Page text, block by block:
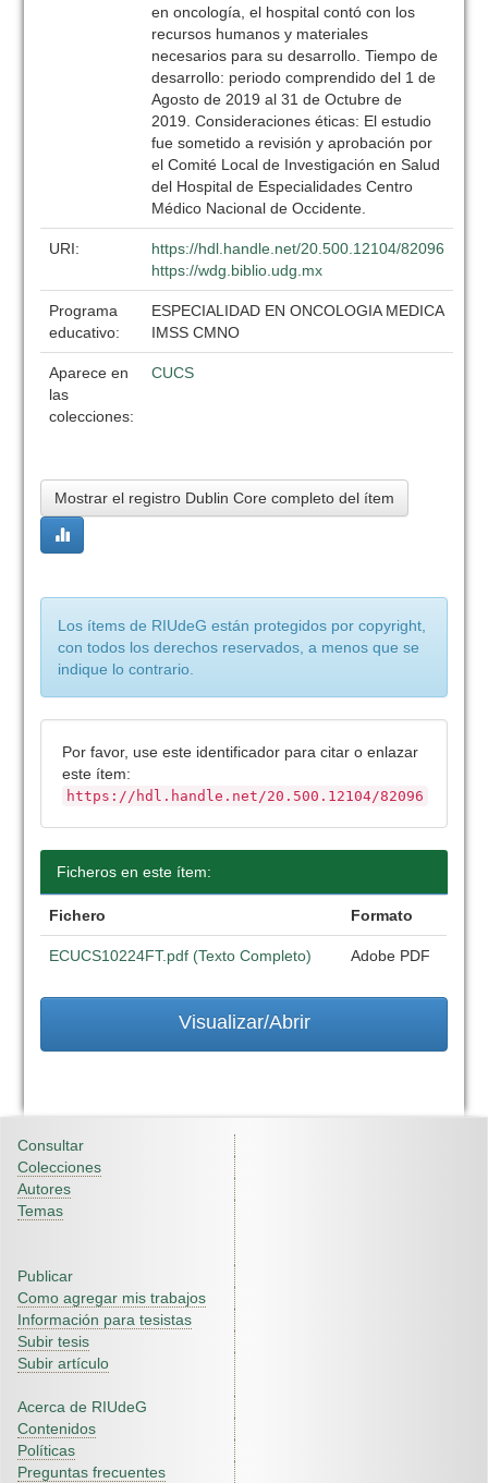
en oncología, el hospital contó con los
recursos humanos y materiales
necesarios para su desarrollo. Tiempo de
desarrollo: periodo comprendido del 1 de
Agosto de 2019 al 31 de Octubre de
2019. Consideraciones éticas: El estudio
fue sometido a revisión y aprobación por
el Comité Local de Investigación en Salud
del Hospital de Especialidades Centro
Médico Nacional de Occidente.
URI:
https://hdl.handle.net/20.500.12104/82096
https://wdg.biblio.udg.mx
Programa
educativo:
ESPECIALIDAD EN ONCOLOGIA MEDICA
IMSS CMNO
Aparece en
las
colecciones:
CUCS
Mostrar el registro Dublin Core completo del ítem
Los ítems de RIUdeG están protegidos por copyright,
con todos los derechos reservados, a menos que se
indique lo contrario.
Por favor, use este identificador para citar o enlazar
este ítem:
https://hdl.handle.net/20.500.12104/82096
Ficheros en este ítem:
Fichero Formato
ECUCS10224FT.pdf (Texto Completo) Adobe PDF
Visualizar/Abrir
Consultar
Colecciones
Autores
Temas
Publicar
Como agregar mis trabajos
Información para tesistas
Subir tesis
Subir artículo
Acerca de RIUdeG
Contenidos
Políticas
Preguntas frecuentes